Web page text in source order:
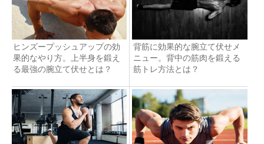
ヒンズープッシュアップの効
果的なやり方。上半身を鍛え
る最強の腕立て伏せとは？
背筋に効果的な腕立て伏せメ
ニュー。背中の筋肉を鍛える
筋トレ方法とは？